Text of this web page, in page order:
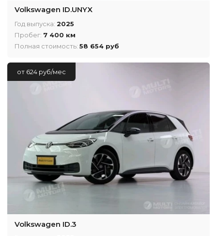
Volkswagen ID.UNYX
Год выпуска: 2025
Пробег: 7 400 км
Полная стоимость: 58 654 руб
от 624 руб/мес
Volkswagen ID.3